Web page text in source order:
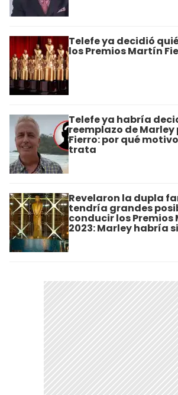
Telefe ya decidió
los Premios Martín
Telefe ya habría
reemplazo de
Fierro: por qué
trata
Revelaron la dupla
tendría grandes
conducir los Premios
2023: Marley habría